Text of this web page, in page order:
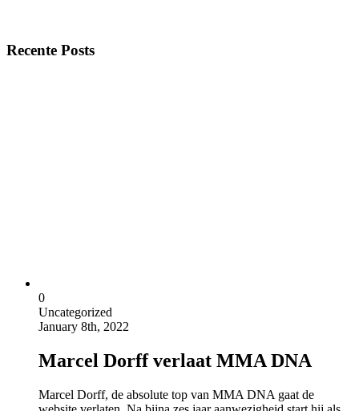
Recente Posts
0
Uncategorized
January 8th, 2022
Marcel Dorff verlaat MMA DNA
Marcel Dorff, de absolute top van MMA DNA gaat de